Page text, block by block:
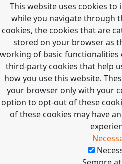
This website uses cookies
while you navigate through
cookies, the cookies that are
stored on your browser as
working of basic functionalities
third-party cookies that help
how you use this website.
your browser only with your
option to opt-out of these
of these cookies may have